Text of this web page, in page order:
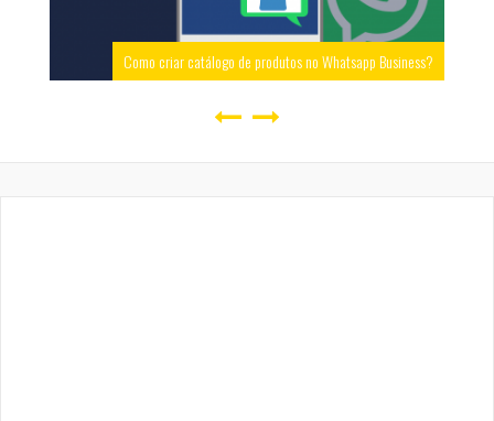
Como criar catálogo de produtos no Whatsapp Business?